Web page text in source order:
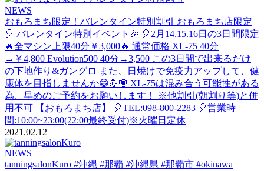
NEWS
おもろまち限定！バレンタイン特別割引
おもろまち店限定
🎈 バレンタイン特別イベント🎉 🎈2月14.15.16日の3日間限定
🔥全マシン上限40分￥3,000🔥 通常価格 XL-75 40分
→￥4,800 Evolution500 40分→3,500 この3日間で出来るだけ
の下地作り&ガングロ また、日焼けで免疫力アップして、健
康体を目指しませんか😁💪🏾 XL-75は混み合う可能性がある
為、早めのご予約をお願いします！ ※他割引(朝割り等)と併
用不可 【おもろまち店】 🎈TEL:098-800-2283 🎈営業時
間:10:00~23:00(22:00最終受付)※火曜日定休
2021.02.12
NEWS
tanningsalonKuro #沖縄 #那覇 #沖縄県 #那覇市 #okinawa